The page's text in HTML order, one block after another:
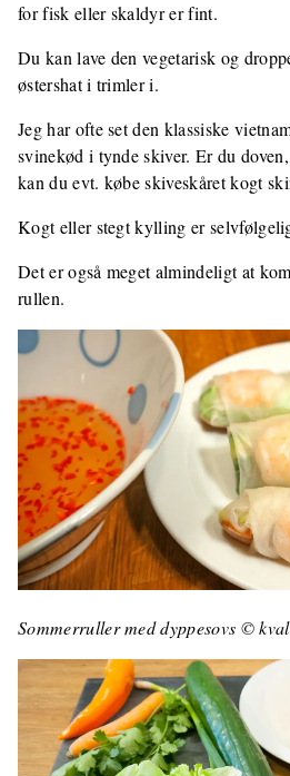
for fisk eller skaldyr er fint.
Du kan lave den vegetarisk og
østershat i trimler i.
Jeg har ofte set den klassiske
svinekød i tynde skiver. Er du
kan du evt. købe skiveskåret kogt
Kogt eller stegt kylling er
Det er også meget almindeligt at
rullen.
Sommerruller med dyppesovs ©